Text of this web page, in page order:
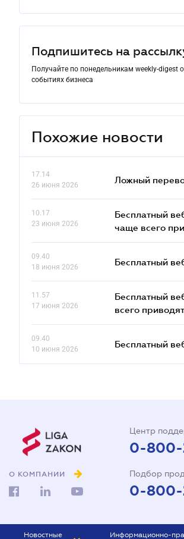
Подпишитесь на
Получайте по понедельникам weekly-digest
событиях бизнеса
Похожие новости
17.14
26 июня 2026
Ложный
10.17
23 июня 2026
Бесплатный
чаще всего
09.40
18 июня 2026
Бесплатный
11.57
17 июня 2026
Бесплатный
всего
09.40
10 июня 2026
Бесплатный
О КОМПАНИИ
Центр
0-800-
Подбор
0-800-
Новостные Информационно-